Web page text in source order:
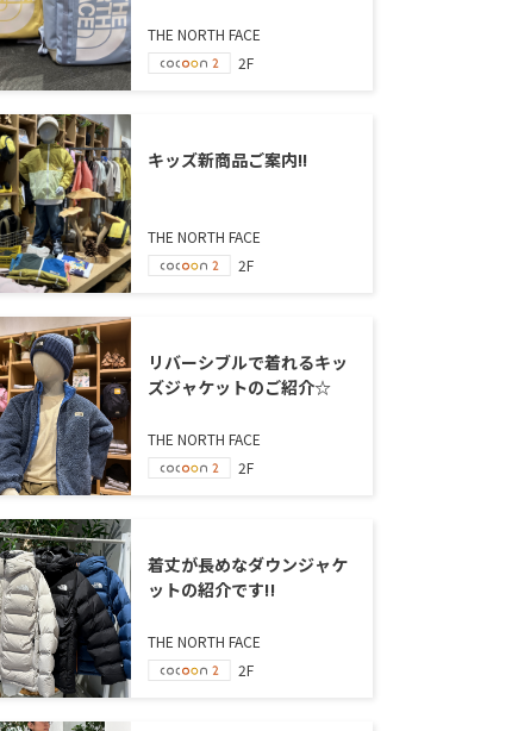
THE NORTH FACE
2F
キッズ新商品ご案内!!
THE NORTH FACE
2F
リバーシブルで着れるキッ
ズジャケットのご紹介☆
THE NORTH FACE
2F
着丈が長めなダウンジャケ
ットの紹介です‼
THE NORTH FACE
2F